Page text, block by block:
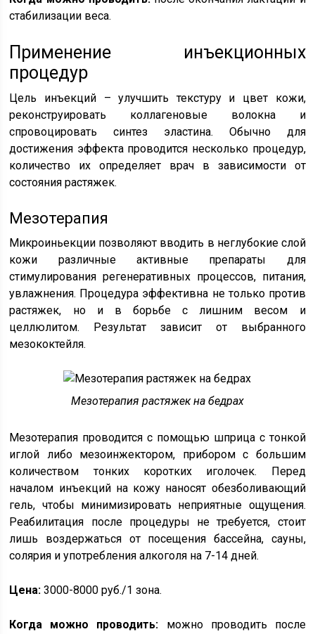
стабилизации веса.
Применение инъекционных
процедур
Цель инъекций – улучшить текстуру и цвет кожи,
реконструировать коллагеновые волокна и
спровоцировать синтез эластина. Обычно для
достижения эффекта проводится несколько процедур,
количество их определяет врач в зависимости от
состояния растяжек.
Мезотерапия
Микроиньекции позволяют вводить в неглубокие слой
кожи различные активные препараты для
стимулирования регенеративных процессов, питания,
увлажнения. Процедура эффективна не только против
растяжек, но и в борьбе с лишним весом и
целлюлитом. Результат зависит от выбранного
мезококтейля.
Мезотерапия растяжек на бедрах
Мезотерапия проводится с помощью шприца с тонкой
иглой либо мезоинжектором, прибором с большим
количеством тонких коротких иголочек. Перед
началом инъекций на кожу наносят обезболивающий
гель, чтобы минимизировать неприятные ощущения.
Реабилитация после процедуры не требуется, стоит
лишь воздержаться от посещения бассейна, сауны,
солярия и употребления алкоголя на 7-14 дней.
Цена: 3000-8000 руб./1 зона.
Когда можно проводить: можно проводить после